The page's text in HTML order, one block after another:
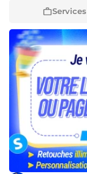
Services